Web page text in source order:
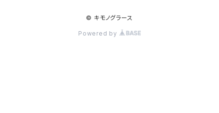
© キモノグラース
Powered by